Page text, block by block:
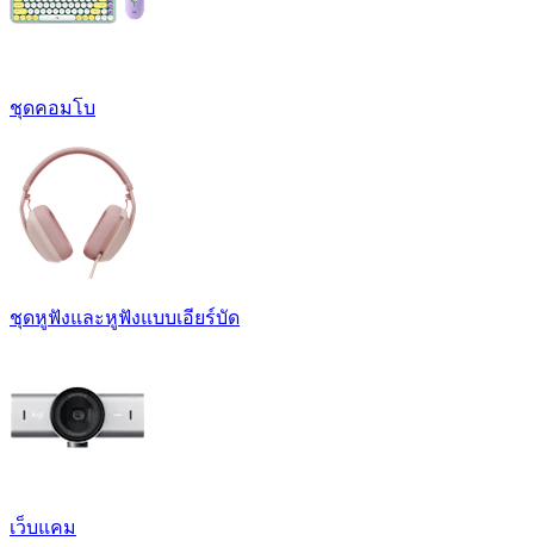
ชุดคอมโบ
ชุดหูฟังและหูฟังแบบเอียร์บัด
เว็บแคม